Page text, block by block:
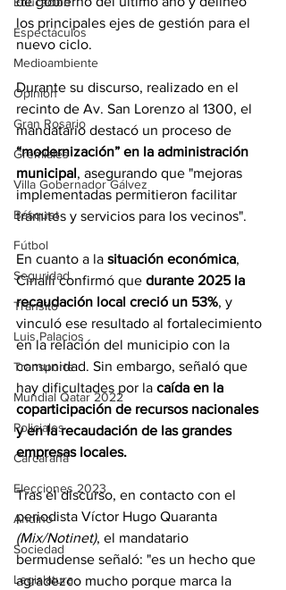
Espectáculos
Medioambiente
Opinión
Gran Rosario
Gremiales
Villa Gobernador Gálvez
Básquet
Fútbol
Seguridad
Tránsito
Luis Palacios
Transporte
Mundial Qatar 2022
Policiales
Carcarañá
Elecciones 2023
Andino
Sociedad
Legislatura
los principales ejes de gestión para el
nuevo ciclo.
Durante su discurso, realizado en el
recinto de Av. San Lorenzo al 1300, el
mandatario destacó un proceso de
“modernización” en la administración
municipal, asegurando que "mejoras
implementadas permitieron facilitar
trámites y servicios para los vecinos".
En cuanto a la situación económica,
Cinalli confirmó que durante 2025 la
recaudación local creció un 53%, y
vinculó ese resultado al fortalecimiento
en la relación del municipio con la
comunidad. Sin embargo, señaló que
hay dificultades por la caída en la
coparticipación de recursos nacionales
y en la recaudación de las grandes
empresas locales.
Tras el discurso, en contacto con el
periodista Víctor Hugo Quaranta
(Mix/Notinet), el mandatario
bermudense señaló: "es un hecho que
agradezco mucho porque marca la